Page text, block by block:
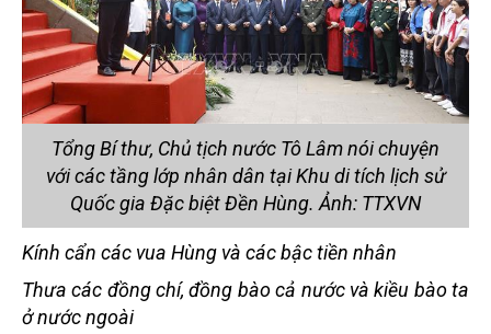
Tổng Bí thư, Chủ tịch nước Tô Lâm nói chuyện
với các tầng lớp nhân dân tại Khu di tích lịch sử
Quốc gia Đặc biệt Đền Hùng. Ảnh: TTXVN
Kính cẩn các vua Hùng và các bậc tiền nhân
Thưa các đồng chí, đồng bào cả nước và kiều bào ta
ở nước ngoài